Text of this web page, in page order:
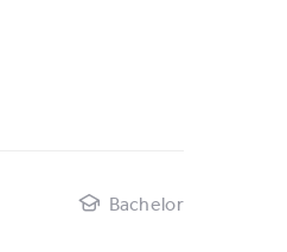
Bachelor